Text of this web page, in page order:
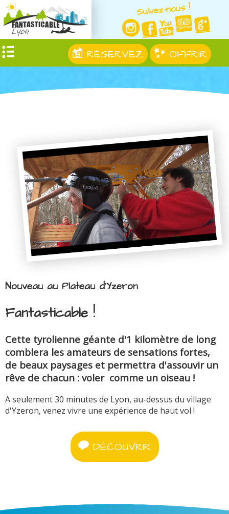
Suivez-nous !
RÉSERVEZ OFFRIR
Nouveau au Plateau d'Yzeron
Fantasticable !
Cette tyrolienne géante d'1 kilomètre de long
comblera les amateurs de sensations fortes,
de beaux paysages et permettra d'assouvir un
rêve de chacun : voler comme un oiseau !
A seulement 30 minutes de Lyon, au-dessus du village
d'Yzeron, venez vivre une expérience de haut vol !
DÉCOUVRIR